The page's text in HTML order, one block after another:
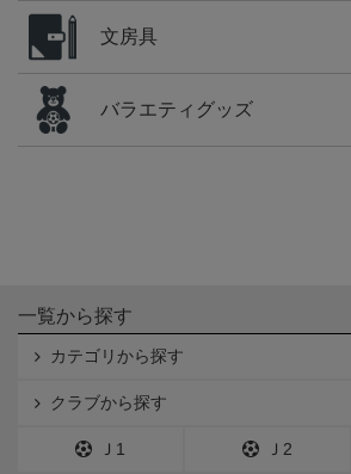
文房具
バラエティグッズ
一覧から探す
カテゴリから探す
クラブから探す
Ｊ1 Ｊ2